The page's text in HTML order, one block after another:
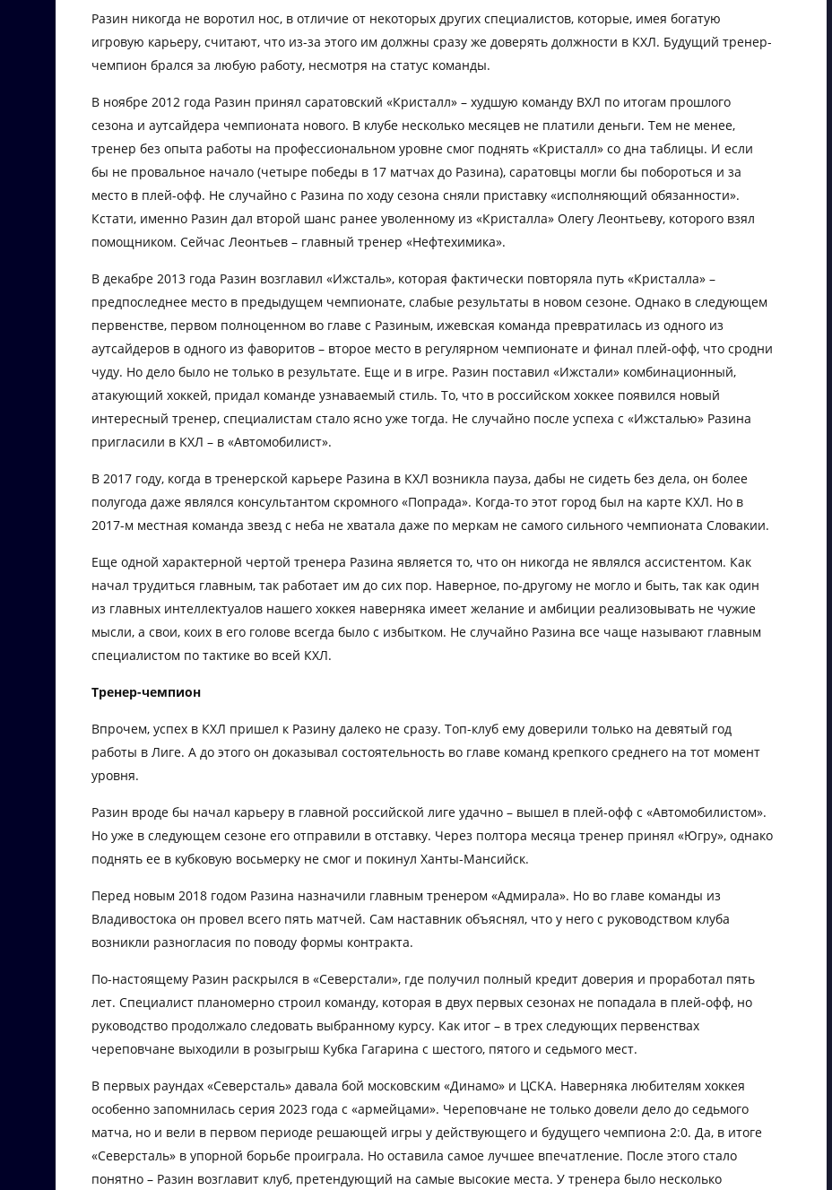
Разин никогда не воротил нос, в отличие от некоторых других специалистов, которые, имея богатую
игровую карьеру, считают, что из-за этого им должны сразу же доверять должности в КХЛ. Будущий тренер-
чемпион брался за любую работу, несмотря на статус команды.
В ноябре 2012 года Разин принял саратовский «Кристалл» – худшую команду ВХЛ по итогам прошлого
сезона и аутсайдера чемпионата нового. В клубе несколько месяцев не платили деньги. Тем не менее,
тренер без опыта работы на профессиональном уровне смог поднять «Кристалл» со дна таблицы. И если
бы не провальное начало (четыре победы в 17 матчах до Разина), саратовцы могли бы побороться и за
место в плей-офф. Не случайно с Разина по ходу сезона сняли приставку «исполняющий обязанности».
Кстати, именно Разин дал второй шанс ранее уволенному из «Кристалла» Олегу Леонтьеву, которого взял
помощником. Сейчас Леонтьев – главный тренер «Нефтехимика».
В декабре 2013 года Разин возглавил «Ижсталь», которая фактически повторяла путь «Кристалла» –
предпоследнее место в предыдущем чемпионате, слабые результаты в новом сезоне. Однако в следующем
первенстве, первом полноценном во главе с Разиным, ижевская команда превратилась из одного из
аутсайдеров в одного из фаворитов – второе место в регулярном чемпионате и финал плей-офф, что сродни
чуду. Но дело было не только в результате. Еще и в игре. Разин поставил «Ижстали» комбинационный,
атакующий хоккей, придал команде узнаваемый стиль. То, что в российском хоккее появился новый
интересный тренер, специалистам стало ясно уже тогда. Не случайно после успеха с «Ижсталью» Разина
пригласили в КХЛ – в «Автомобилист».
В 2017 году, когда в тренерской карьере Разина в КХЛ возникла пауза, дабы не сидеть без дела, он более
полугода даже являлся консультантом скромного «Попрада». Когда-то этот город был на карте КХЛ. Но в
2017-м местная команда звезд с неба не хватала даже по меркам не самого сильного чемпионата Словакии.
Еще одной характерной чертой тренера Разина является то, что он никогда не являлся ассистентом. Как
начал трудиться главным, так работает им до сих пор. Наверное, по-другому не могло и быть, так как один
из главных интеллектуалов нашего хоккея наверняка имеет желание и амбиции реализовывать не чужие
мысли, а свои, коих в его голове всегда было с избытком. Не случайно Разина все чаще называют главным
специалистом по тактике во всей КХЛ.
Тренер-чемпион
Впрочем, успех в КХЛ пришел к Разину далеко не сразу. Топ-клуб ему доверили только на девятый год
работы в Лиге. А до этого он доказывал состоятельность во главе команд крепкого среднего на тот момент
уровня.
Разин вроде бы начал карьеру в главной российской лиге удачно – вышел в плей-офф с «Автомобилистом».
Но уже в следующем сезоне его отправили в отставку. Через полтора месяца тренер принял «Югру», однако
поднять ее в кубковую восьмерку не смог и покинул Ханты-Мансийск.
Перед новым 2018 годом Разина назначили главным тренером «Адмирала». Но во главе команды из
Владивостока он провел всего пять матчей. Сам наставник объяснял, что у него с руководством клуба
возникли разногласия по поводу формы контракта.
По-настоящему Разин раскрылся в «Северстали», где получил полный кредит доверия и проработал пять
лет. Специалист планомерно строил команду, которая в двух первых сезонах не попадала в плей-офф, но
руководство продолжало следовать выбранному курсу. Как итог – в трех следующих первенствах
череповчане выходили в розыгрыш Кубка Гагарина с шестого, пятого и седьмого мест.
В первых раундах «Северсталь» давала бой московским «Динамо» и ЦСКА. Наверняка любителям хоккея
особенно запомнилась серия 2023 года с «армейцами». Череповчане не только довели дело до седьмого
матча, но и вели в первом периоде решающей игры у действующего и будущего чемпиона 2:0. Да, в итоге
«Северсталь» в упорной борьбе проиграла. Но оставила самое лучшее впечатление. После этого стало
понятно – Разин возглавит клуб, претендующий на самые высокие места. У тренера было несколько